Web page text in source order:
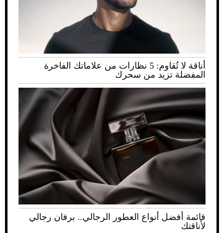
أناقة لا تُقاوم: 5 نظارات من علاماتك الفاخرة
المفضلة تزيد من سحرك
قائمة أفضل أنواع العطور الرجالي.. برفان رجالي
لأناقتك